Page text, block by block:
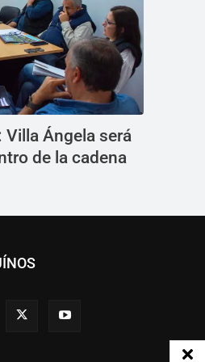
Ángela será
de la cadena